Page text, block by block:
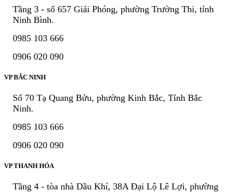
Tầng 3 - số 657 Giải Phóng, phường Trường Thi, tỉnh
Ninh Bình.
0985 103 666
0906 020 090
VP BẮC NINH
Số 70 Tạ Quang Bửu, phường Kinh Bắc, Tỉnh Bắc
Ninh.
0985 103 666
0906 020 090
VP THANH HÓA
Tầng 4 - tòa nhà Dầu Khí, 38A Đại Lộ Lê Lợi, phường